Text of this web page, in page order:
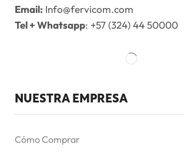
Email: Info@fervicom.com
Tel + Whatsapp: +57 (324) 44 50000
NUESTRA EMPRESA
Cómo Comprar